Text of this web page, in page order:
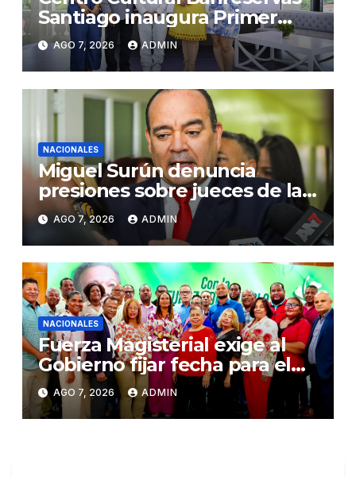
Santiago inaugura Primer
Congreso de Artesanos de
Santiago
AGO 7, 2026 ADMIN
NACIONALES
Miguel Surún denuncia
presiones sobre jueces de la
Suprema Corte de Justicia
AGO 7, 2026 ADMIN
NACIONALES
Fuerza Magisterial exige al
Gobierno fijar fecha para el
pago de la Evaluación del
Desempeño
AGO 7, 2026 ADMIN